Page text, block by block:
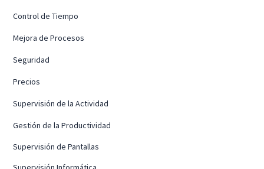
Control de Tiempo
Mejora de Procesos
Seguridad
Precios
Supervisión de la Actividad
Gestión de la Productividad
Supervisión de Pantallas